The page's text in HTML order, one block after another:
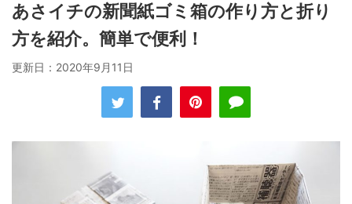
あさイチの新聞紙ゴミ箱の作り方と折り
方を紹介。簡単で便利！
更新日： 2020年9月11日